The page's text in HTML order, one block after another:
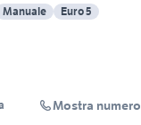
Manuale Euro 5
Mostra numero